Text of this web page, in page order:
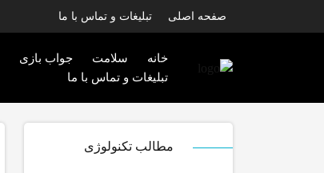
صفحه اصلی تبلیغات و تماس با ما
خانه سلامت جواب بازی
تبلیغات و تماس با ما
مطالب تکنولوژی